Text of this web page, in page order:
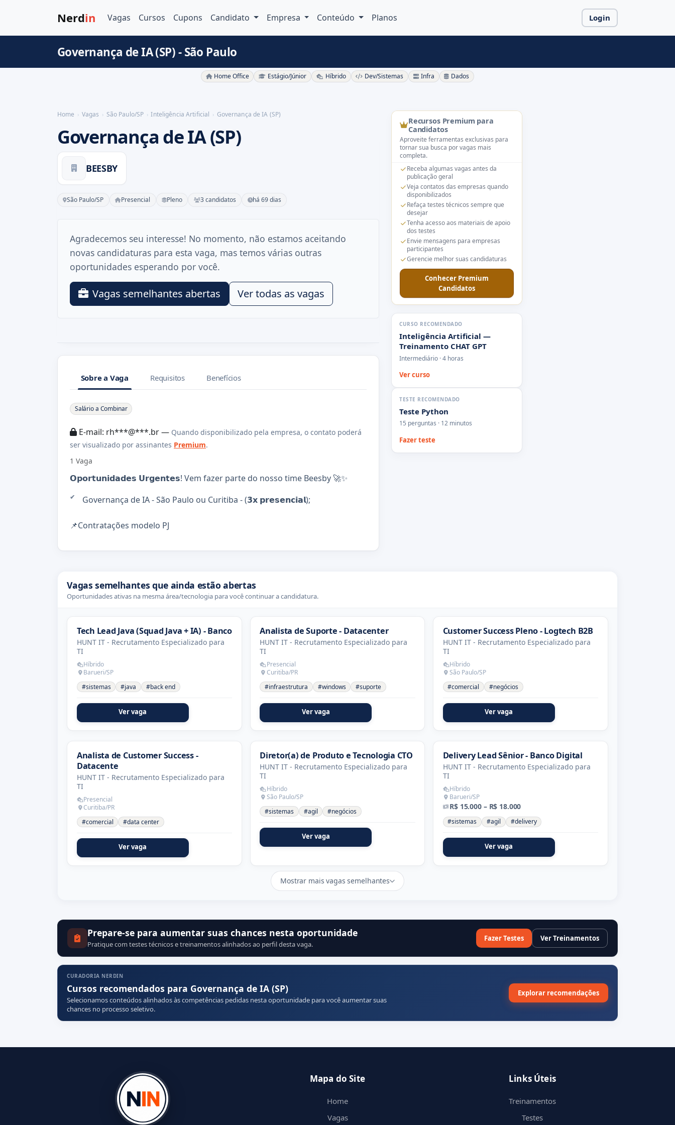
Nerdin Vagas Cursos Cupons Candidato Empresa Conteúdo Planos Login
Governança de IA (SP) - São Paulo
Home Office Estágio/Júnior Híbrido Dev/Sistemas Infra Dados
Home Vagas São Paulo/SP Inteligência Artificial Governança de IA (SP)
Governança de IA (SP)
BEESBY
São Paulo/SP Presencial Pleno 3 candidatos há 69 dias
Agradecemos seu interesse! No momento, não estamos aceitando
novas candidaturas para esta vaga, mas temos várias outras
oportunidades esperando por você.
Vagas semelhantes abertas Ver todas as vagas
Sobre a Vaga Requisitos Benefícios
Sobre a Vaga
Salário a Combinar
E-mail: rh***@***.br — Quando disponibilizado pela empresa, o contato poderá
ser visualizado por assinantes Premium.
1 Vaga
𝗢𝗽𝗼𝗿𝘁𝘂𝗻𝗶𝗱𝗮𝗱𝗲𝘀 𝗨𝗿𝗴𝗲𝗻𝘁𝗲𝘀! Vem fazer parte do nosso time Beesby 🚀✨
Governança de IA - São Paulo ou Curitiba - (𝟯𝘅 𝗽𝗿𝗲𝘀𝗲𝗻𝗰𝗶𝗮𝗹);
📌Contratações modelo PJ
Recursos Premium para
Candidatos
Aproveite ferramentas exclusivas para
tornar sua busca por vagas mais
completa.
Receba algumas vagas antes da
publicação geral
Veja contatos das empresas quando
disponibilizados
Refaça testes técnicos sempre que
desejar
Tenha acesso aos materiais de apoio
dos testes
Envie mensagens para empresas
participantes
Gerencie melhor suas candidaturas
Conhecer Premium
Candidatos
CURSO RECOMENDADO
Inteligência Artificial —
Treinamento CHAT GPT
Intermediário · 4 horas
Ver curso
TESTE RECOMENDADO
Teste Python
15 perguntas · 12 minutos
Fazer teste
Vagas semelhantes que ainda estão abertas
Oportunidades ativas na mesma área/tecnologia para você continuar a candidatura.
Tech Lead Java (Squad Java + IA) - Banco
HUNT IT - Recrutamento Especializado para
TI
Híbrido
Barueri/SP
#sistemas
#java #back end
Ver vaga
Analista de Suporte - Datacenter
HUNT IT - Recrutamento Especializado para
TI
Presencial
Curitiba/PR
#infraestrutura
#windows #suporte
Ver vaga
Customer Success Pleno - Logtech B2B
HUNT IT - Recrutamento Especializado para
TI
Híbrido
São Paulo/SP
#comercial
#negócios
Ver vaga
Analista de Customer Success -
Datacente
HUNT IT - Recrutamento Especializado para
TI
Presencial
Curitiba/PR
#comercial
#data center
Ver vaga
Diretor(a) de Produto e Tecnologia CTO
HUNT IT - Recrutamento Especializado para
TI
Híbrido
São Paulo/SP
#sistemas
#agil #negócios
Ver vaga
Delivery Lead Sênior - Banco Digital
HUNT IT - Recrutamento Especializado para
TI
Híbrido
Barueri/SP
R$ 15.000 – R$ 18.000
#sistemas #agil #delivery
Ver vaga
Mostrar mais vagas semelhantes
Prepare-se para aumentar suas chances nesta oportunidade
Pratique com testes técnicos e treinamentos alinhados ao perfil desta vaga.
Fazer Testes Ver Treinamentos
CURADORIA NERDIN
Cursos recomendados para Governança de IA (SP)
Selecionamos conteúdos alinhados às competências pedidas nesta oportunidade para você aumentar suas
chances no processo seletivo.
Explorar recomendações
Mapa do Site
Home
Vagas
Links Úteis
Treinamentos
Testes